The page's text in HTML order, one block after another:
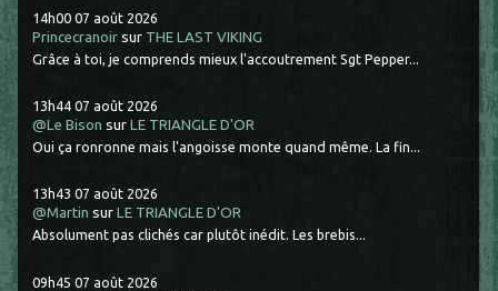
14h00 07 août 2026
Princecranoir sur THE LAST VIKING
Grâce à toi, je comprends mieux l'accoutrement Sgt Pepper...
13h44 07 août 2026
@Le Bison surLE TRIANGLE D'OR
Oui ça ronronne mais l'angoisse monte quand même. La fin...
13h43 07 août 2026
@Martin surLE TRIANGLE D'OR
Absolument pas clichés car plutôt inédit. Les brebis...
09h45 07 août 2026